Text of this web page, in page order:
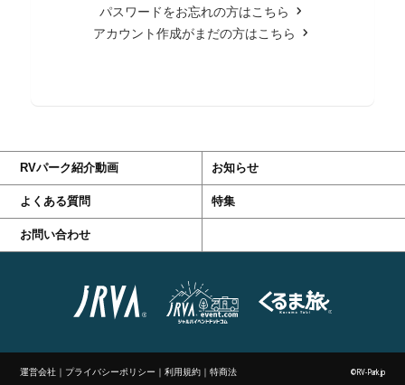
パスワードをお忘れの方はこちら
アカウント作成がまだの方はこちら
RVパーク紹介動画 お知らせ
よくある質問 特集
お問い合わせ
運営会社 ｜ プライバシーポリシー ｜利用規約 ｜特商法 ©RV-Park.jp